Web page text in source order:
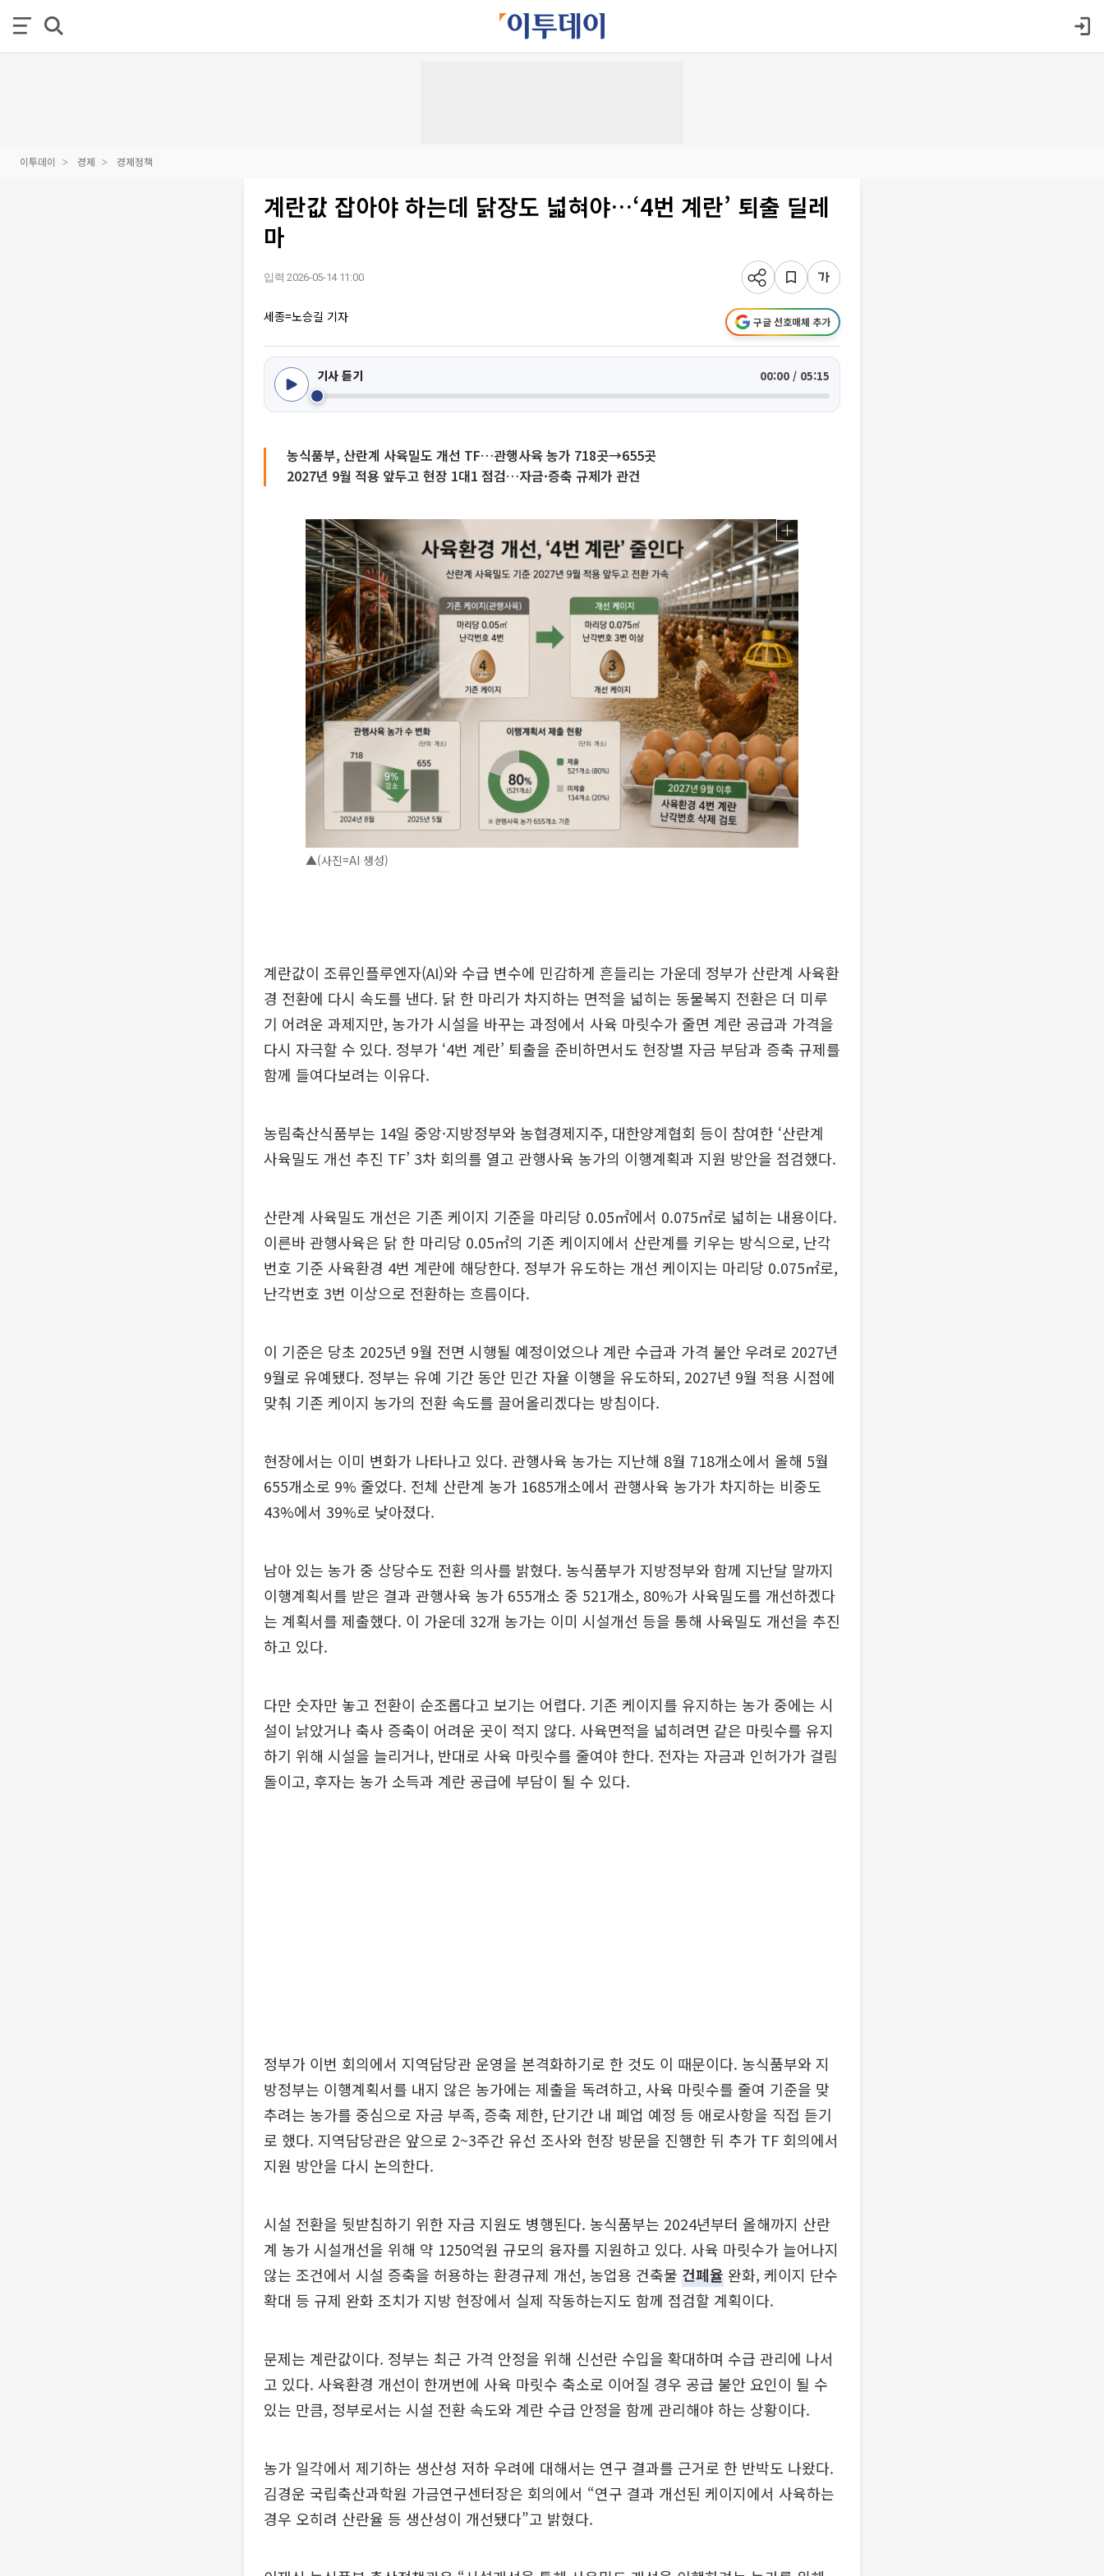
이투데이 경제 경제정책
계란값 잡아야 하는데 닭장도 넓혀야…‘4번 계란’ 퇴출 딜레
마
입력 2026-05-14 11:00
세종=노승길 기자 구글 선호매체 추가
기사 듣기 00:00 / 05:15
농식품부, 산란계 사육밀도 개선 TF…관행사육 농가 718곳→655곳
2027년 9월 적용 앞두고 현장 1대1 점검…자금·증축 규제가 관건
▲(사진=AI 생성)
계란값이 조류인플루엔자(AI)와 수급 변수에 민감하게 흔들리는 가운데 정부가 산란계 사육환
경 전환에 다시 속도를 낸다. 닭 한 마리가 차지하는 면적을 넓히는 동물복지 전환은 더 미루
기 어려운 과제지만, 농가가 시설을 바꾸는 과정에서 사육 마릿수가 줄면 계란 공급과 가격을
다시 자극할 수 있다. 정부가 ‘4번 계란’ 퇴출을 준비하면서도 현장별 자금 부담과 증축 규제를
함께 들여다보려는 이유다.
농림축산식품부는 14일 중앙·지방정부와 농협경제지주, 대한양계협회 등이 참여한 ‘산란계
사육밀도 개선 추진 TF’ 3차 회의를 열고 관행사육 농가의 이행계획과 지원 방안을 점검했다.
산란계 사육밀도 개선은 기존 케이지 기준을 마리당 0.05㎡에서 0.075㎡로 넓히는 내용이다.
이른바 관행사육은 닭 한 마리당 0.05㎡의 기존 케이지에서 산란계를 키우는 방식으로, 난각
번호 기준 사육환경 4번 계란에 해당한다. 정부가 유도하는 개선 케이지는 마리당 0.075㎡로,
난각번호 3번 이상으로 전환하는 흐름이다.
이 기준은 당초 2025년 9월 전면 시행될 예정이었으나 계란 수급과 가격 불안 우려로 2027년
9월로 유예됐다. 정부는 유예 기간 동안 민간 자율 이행을 유도하되, 2027년 9월 적용 시점에
맞춰 기존 케이지 농가의 전환 속도를 끌어올리겠다는 방침이다.
현장에서는 이미 변화가 나타나고 있다. 관행사육 농가는 지난해 8월 718개소에서 올해 5월
655개소로 9% 줄었다. 전체 산란계 농가 1685개소에서 관행사육 농가가 차지하는 비중도
43%에서 39%로 낮아졌다.
남아 있는 농가 중 상당수도 전환 의사를 밝혔다. 농식품부가 지방정부와 함께 지난달 말까지
이행계획서를 받은 결과 관행사육 농가 655개소 중 521개소, 80%가 사육밀도를 개선하겠다
는 계획서를 제출했다. 이 가운데 32개 농가는 이미 시설개선 등을 통해 사육밀도 개선을 추진
하고 있다.
다만 숫자만 놓고 전환이 순조롭다고 보기는 어렵다. 기존 케이지를 유지하는 농가 중에는 시
설이 낡았거나 축사 증축이 어려운 곳이 적지 않다. 사육면적을 넓히려면 같은 마릿수를 유지
하기 위해 시설을 늘리거나, 반대로 사육 마릿수를 줄여야 한다. 전자는 자금과 인허가가 걸림
돌이고, 후자는 농가 소득과 계란 공급에 부담이 될 수 있다.
정부가 이번 회의에서 지역담당관 운영을 본격화하기로 한 것도 이 때문이다. 농식품부와 지
방정부는 이행계획서를 내지 않은 농가에는 제출을 독려하고, 사육 마릿수를 줄여 기준을 맞
추려는 농가를 중심으로 자금 부족, 증축 제한, 단기간 내 폐업 예정 등 애로사항을 직접 듣기
로 했다. 지역담당관은 앞으로 2~3주간 유선 조사와 현장 방문을 진행한 뒤 추가 TF 회의에서
지원 방안을 다시 논의한다.
시설 전환을 뒷받침하기 위한 자금 지원도 병행된다. 농식품부는 2024년부터 올해까지 산란
계 농가 시설개선을 위해 약 1250억원 규모의 융자를 지원하고 있다. 사육 마릿수가 늘어나지
않는 조건에서 시설 증축을 허용하는 환경규제 개선, 농업용 건축물 건폐율 완화, 케이지 단수
확대 등 규제 완화 조치가 지방 현장에서 실제 작동하는지도 함께 점검할 계획이다.
문제는 계란값이다. 정부는 최근 가격 안정을 위해 신선란 수입을 확대하며 수급 관리에 나서
고 있다. 사육환경 개선이 한꺼번에 사육 마릿수 축소로 이어질 경우 공급 불안 요인이 될 수
있는 만큼, 정부로서는 시설 전환 속도와 계란 수급 안정을 함께 관리해야 하는 상황이다.
농가 일각에서 제기하는 생산성 저하 우려에 대해서는 연구 결과를 근거로 한 반박도 나왔다.
김경운 국립축산과학원 가금연구센터장은 회의에서 “연구 결과 개선된 케이지에서 사육하는
경우 오히려 산란율 등 생산성이 개선됐다”고 밝혔다.